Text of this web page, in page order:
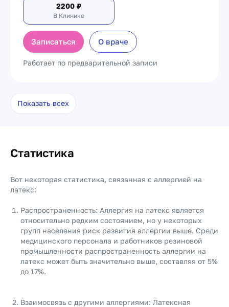
2200 ₽
В Клинике
Записаться О враче
Работает по предварительной записи
Показать всех
Статистика
Вот некоторая статистика, связанная с аллергией на
латекс:
Распространенность: Аллергия на латекс является
относительно редким состоянием, но у некоторых
групп населения риск развития аллергии выше. Среди
медицинского персонала и работников резиновой
промышленности распространенность аллергии на
латекс может быть значительно выше, составляя от 5%
до 17%.
Взаимосвязь с другими аллергиями: Латексная